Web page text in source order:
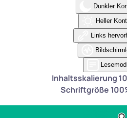
Dunkler
Heller
Links
Inhaltsskalierung
Schriftgröße 100